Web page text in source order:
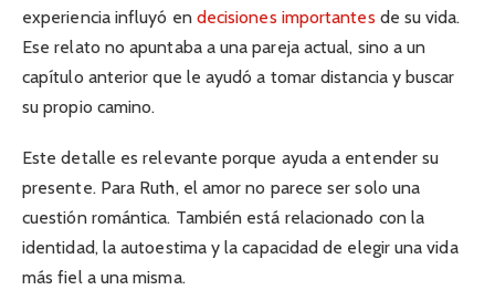
experiencia influyó en decisiones importantes de su vida.
Ese relato no apuntaba a una pareja actual, sino a un
capítulo anterior que le ayudó a tomar distancia y buscar
su propio camino.
Este detalle es relevante porque ayuda a entender su
presente. Para Ruth, el amor no parece ser solo una
cuestión romántica. También está relacionado con la
identidad, la autoestima y la capacidad de elegir una vida
más fiel a una misma.